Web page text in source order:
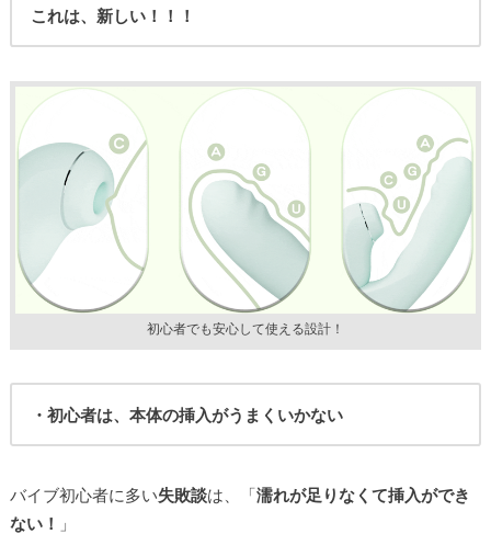
これは、新しい！！！
初心者でも安心して使える設計！
・初心者は、本体の挿入がうまくいかない
バイブ初心者に多い失敗談は、「濡れが足りなくて挿入ができ
ない！
」